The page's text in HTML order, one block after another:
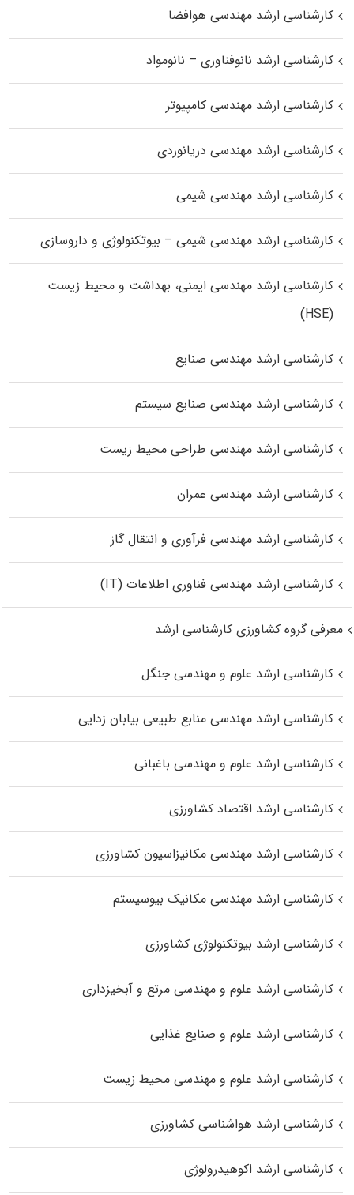
کارشناسی ارشد مهندسی هوافضا
کارشناسی ارشد نانوفناوری – نانومواد
کارشناسی ارشد مهندسی کامپیوتر
کارشناسی ارشد مهندسی دریانوردی
کارشناسی ارشد مهندسی شیمی
کارشناسی ارشد مهندسی شیمی – بیوتکنولوژی و داروسازی
کارشناسی ارشد مهندسی ایمنی، بهداشت و محیط زیست
(HSE)
کارشناسی ارشد مهندسی صنایع
کارشناسی ارشد مهندسی صنایع سیستم
کارشناسی ارشد مهندسی طراحی محیط زیست
کارشناسی ارشد مهندسی عمران
کارشناسی ارشد مهندسی فرآوری و انتقال گاز
کارشناسی ارشد مهندسی فناوری اطلاعات (IT)
معرفی گروه کشاورزی کارشناسی ارشد
کارشناسی ارشد علوم و مهندسی جنگل
کارشناسی ارشد مهندسی منابع طبیعی بیابان زدایی
کارشناسی ارشد علوم و مهندسی باغبانی
کارشناسی ارشد اقتصاد کشاورزی
کارشناسی ارشد مهندسی مکانیزاسیون کشاورزی
کارشناسی ارشد مهندسی مکانیک بیوسیستم
کارشناسی ارشد بیوتکنولوژی کشاورزی
کارشناسی ارشد علوم و مهندسی مرتع و آبخیزداری
کارشناسی ارشد علوم و صنایع غذایی
کارشناسی ارشد علوم و مهندسی محیط زیست
کارشناسی ارشد هواشناسی کشاورزی
کارشناسی ارشد اکوهیدرولوژی